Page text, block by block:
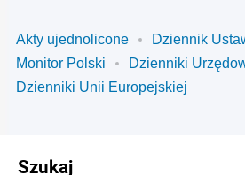
Akty ujednolicone
Dziennik
Monitor Polski
Dzienniki
Dzienniki Unii Europejskiej
Szukaj